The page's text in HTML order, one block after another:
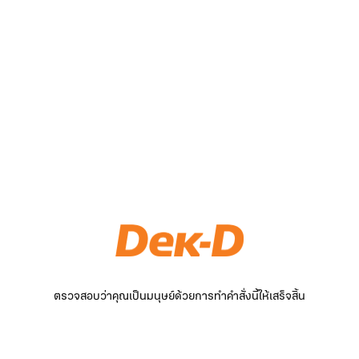
ตรวจสอบว่าคุณเป็นมนุษย์ด้วยการทำคำสั่งนี้ให้เสร็จสิ้น